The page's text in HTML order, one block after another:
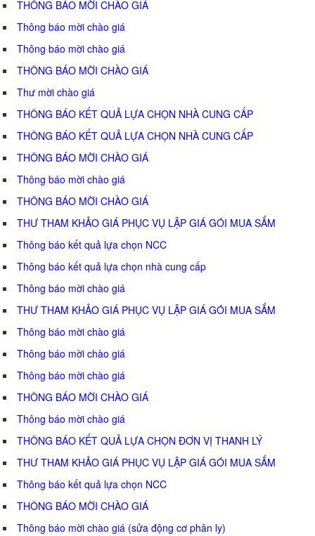
THÔNG BÁO MỜI CHÀO GIÁ
Thông báo mời chào giá
Thông báo mời chào giá
THÔNG BÁO MỜI CHÀO GIÁ
Thư mời chào giá
THÔNG BÁO KẾT QUẢ LỰA CHỌN NHÀ CUNG CẤP
THÔNG BÁO KẾT QUẢ LỰA CHỌN NHÀ CUNG CẤP
THÔNG BÁO MỜI CHÀO GIÁ
Thông báo mời chào giá
THÔNG BÁO MỜI CHÀO GIÁ
THƯ THAM KHẢO GIÁ PHỤC VỤ LẬP GIÁ GÓI MUA SẮM
Thông báo kết quả lựa chọn NCC
Thông báo kết quả lựa chọn nhà cung cấp
Thông báo mời chào giá
THƯ THAM KHẢO GIÁ PHỤC VỤ LẬP GIÁ GÓI MUA SẮM
Thông báo mời chào giá
Thông báo mời chào giá
Thông báo mời chào giá
THÔNG BÁO MỜI CHÀO GIÁ
Thông báo mời chào giá
THÔNG BÁO KẾT QUẢ LỰA CHỌN ĐƠN VỊ THANH LÝ
THƯ THAM KHẢO GIÁ PHỤC VỤ LẬP GIÁ GÓI MUA SẮM
Thông báo kết quả lựa chọn NCC
THÔNG BÁO MỜI CHÀO GIÁ
Thông báo mời chào giá (sửa động cơ phân ly)